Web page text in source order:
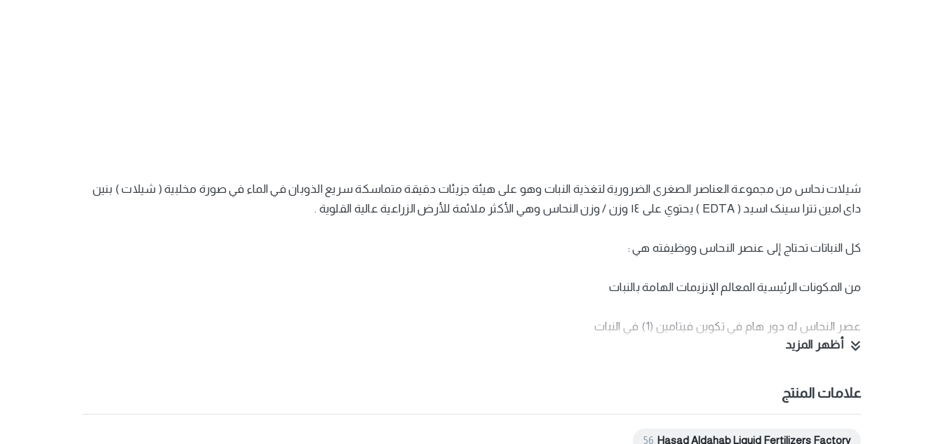
شيلات نحاس من مجموعة العناصر الصغرى الضرورية لتغذية النبات وهو على هيئة جزيئات دقيقة متماسكة سريع الذوبان في الماء في صورة مخلبية ( شيلات ) بنين
دای امین تترا سینک اسید ( EDTA ) يحتوي على ١٤ وزن / وزن النحاس وهي الأكثر ملائمة للأرض الزراعية عالية القلوية .
كل النباتات تحتاج إلى عنصر النحاس ووظيفته هي :
من المكونات الرئيسية المعالم الإنزيمات الهامة بالنبات
عصر النحاس له دور هام في تكوين فيتامين (1) في النبات
أظهر المزيد
علامات المنتج
Hasad Aldahab Liquid Fertilizers Factory
56